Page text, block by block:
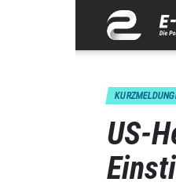
US-